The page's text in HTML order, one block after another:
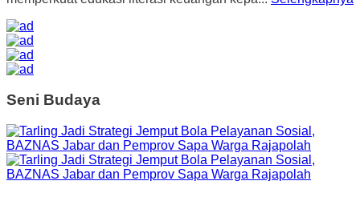
Seni Budaya